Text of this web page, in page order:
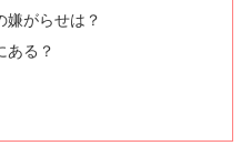
嫌がらせは？
ある？